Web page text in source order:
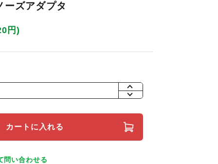
ズアダプタ
円)
+
カートに入れる
問い合わせる